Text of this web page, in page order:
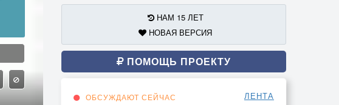
НАМ 15 ЛЕТ
НОВАЯ ВЕРСИЯ
ПОМОЩЬ ПРОЕКТУ
ОБСУЖДАЮТ СЕЙЧАС ЛЕНТА